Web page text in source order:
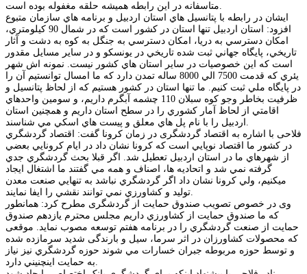
ایشان در رابطه با پتانسيل هاي استان اردبيل و برنامه هاي سازمان متبوع
افزود: استان اردبيل تنها استان در كشور است كه در شمال 90 كيلومتري،
امكان دسترسي به دريا، امكان دسترسي به جنگل به كوه به دشت و آثار
تاريخي، پايگاه جهاني ثبت شده تاريخي در يونسكو و در ساير مسايل مقدور
است که اين خصوصيات در ساير استان هاي كشور نيست. نمونه اش شهر
يئري كه قدمت 7500 الي 8000 ساله تمدن دارد که ما امسال توانستيم آن را
در پايگاه ملي ثبت كنيم. ما تنها استان در كشور هستيم که از لحاظ پتانسيل و
ظرفيت بخاطر وجو كوه سبلان 110 چشمه آبگرم داريم، و سومين واحدهاي
اقامتي از لحاظ آمار كشوري را در سطح استان داريم و همچنین استان
فلاحی با اشاره به اقتصاد گردشگری در زمان کرونا گفت: اقتصاد گردشگري
در كشور ما اقتصاد نوپايي است كه كرونا نشان داد در ايام كرونايي بعضي
از شهرهاي ما در استان اردبيل تعطيل شد. اگر قبلا بحث گردشگري جدي
گرفته نمي شد و اتحاديه ها، اصناف و همه مي گفتند ما اشتغال ايجاد
ميكنيم، ولي كرونا نشان داد اگر گردشگري نباشد به تنهايي صنعت معدن
وی در خصوص تصویب صندوق حمایت از گردشگری مطرح کرد: همانطور
كه ما صندوق حمايت از كشاورزي داريم مجلس محترم یازدهم صندوق
حمايت از صنعت گردشگري را در برنامه هفتم توسعه مصوب نمايد. موقعی
كه محصولات كشاورزان در اثر سرما، سیل و بارندگی شدید سرمازده شده
و توسط حوزه مربوطه جبران خسارات مي شوند حوزه گردشگري نيز نياز